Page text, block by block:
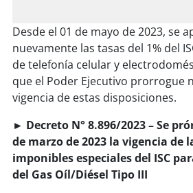
Desde el 01 de mayo de 2023, se
nuevamente las tasas del 1% del
de telefonía celular y
que el Poder Ejecutivo prorrogue
vigencia de estas disposiciones.
► Decreto N° 8.896/2023 – Se
de marzo de 2023 la vigencia de
imponibles especiales del ISC
del Gas Oíl/Diésel Tipo III